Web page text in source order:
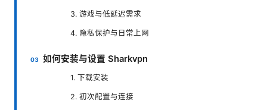
3. 游戏与低延迟需求
4. 隐私保护与日常上网
如何安装与设置 Sharkvpn
1. 下载安装
2. 初次配置与连接